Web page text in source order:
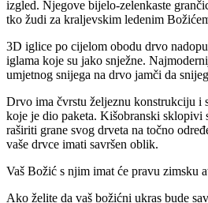
izgled. Njegove bijelo-zelenkaste
tko žudi za kraljevskim ledenim
3D iglice po cijelom obodu drvo
iglama koje su jako snježne.
umjetnog snijega na drvo jamči da
Drvo ima čvrstu željeznu konstrukciju i
koje je dio paketa. Kišobranski sklopivi
raširiti grane svog drveta na točno
vaše drvce imati savršen oblik.
Vaš Božić s njim imat će pravu zimsku
Ako želite da vaš božićni ukras bude